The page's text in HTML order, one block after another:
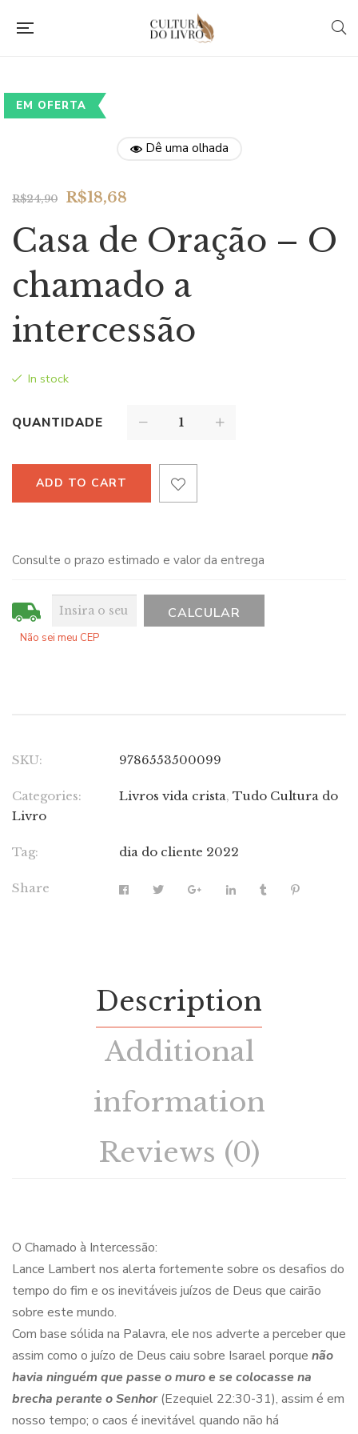
EM OFERTA
Dê uma olhada
R$24,90
Original
was:
R$18,68
is:
Casa de Oração – O
chamado a
intercessão
In stock
QUANTIDADE
ADD TO CART
Consulte o prazo estimado e valor da entrega
Não sei meu CEP
SKU: 9786553500099
Categories: Livros vida crista, Tudo Cultura do
Livro
Tag: dia do cliente 2022
Share
Description
Additional
information
Reviews (0)
O Chamado à Intercessão:
Lance Lambert nos alerta fortemente sobre os desafios do
tempo do fim e os inevitáveis juízos de Deus que cairão
sobre este mundo.
Com base sólida na Palavra, ele nos adverte a perceber que
assim como o juízo de Deus caiu sobre Isarael porque não
havia ninguém que passe o muro e se colocasse na
brecha perante o Senhor(Ezequiel 22:30-31), assim é em
nosso tempo; o caos é inevitável quando não há